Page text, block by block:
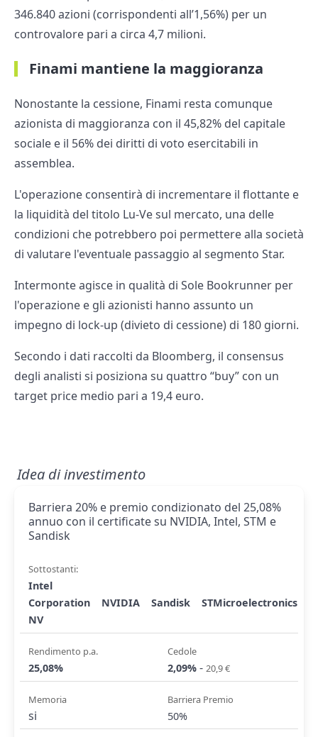
346.840 azioni (corrispondenti all’1,56%) per un
controvalore pari a circa 4,7 milioni.
Finami mantiene la maggioranza
Nonostante la cessione, Finami resta comunque
azionista di maggioranza con il 45,82% del capitale
sociale e il 56% dei diritti di voto esercitabili in
assemblea.
L'operazione consentirà di incrementare il flottante e
la liquidità del titolo Lu-Ve sul mercato, una delle
condizioni che potrebbero poi permettere alla società
di valutare l'eventuale passaggio al segmento Star.
Intermonte agisce in qualità di Sole Bookrunner per
l'operazione e gli azionisti hanno assunto un
impegno di lock-up (divieto di cessione) di 180 giorni.
Secondo i dati raccolti da Bloomberg, il consensus
degli analisti si posiziona su quattro “buy” con un
target price medio pari a 19,4 euro.
Idea di investimento
Barriera 20% e premio condizionato del 25,08%
annuo con il certificate su NVIDIA, Intel, STM e
Sandisk
Sottostanti:
Intel
Corporation
NVIDIA Sandisk
STMicroelectronics
NV
Rendimento p.a.
25,08%
Cedole
2,09% - 20,9 €
Memoria
si
Barriera Premio
50%